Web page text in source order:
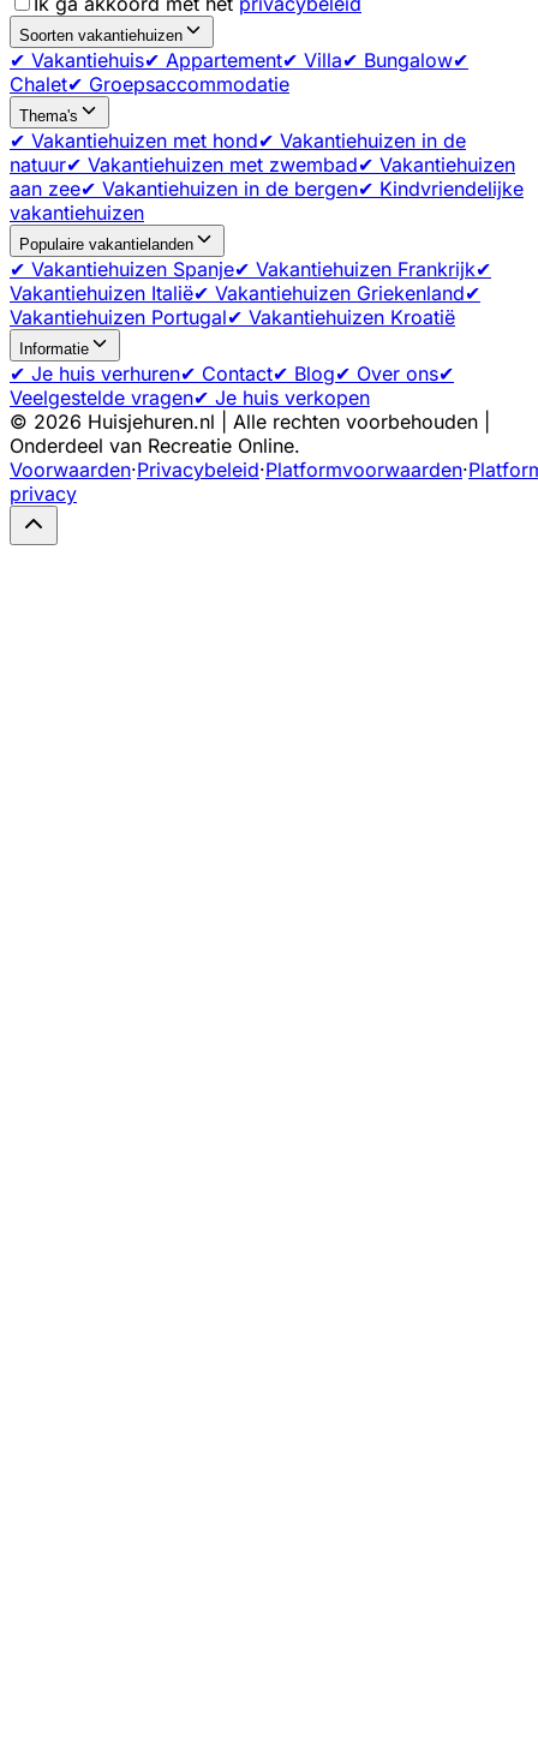
Soorten vakantiehuizen
✔ Vakantiehuis✔ Appartement✔ Villa✔ Bungalow✔
Chalet✔ Groepsaccommodatie
Thema's
✔ Vakantiehuizen met hond✔ Vakantiehuizen in de
natuur✔ Vakantiehuizen met zwembad✔ Vakantiehuizen
aan zee✔ Vakantiehuizen in de bergen✔ Kindvriendelijke
vakantiehuizen
Populaire vakantielanden
✔ Vakantiehuizen Spanje✔ Vakantiehuizen Frankrijk✔
Vakantiehuizen Italië✔ Vakantiehuizen Griekenland✔
Vakantiehuizen Portugal✔ Vakantiehuizen Kroatië
Informatie
✔ Je huis verhuren✔ Contact✔ Blog✔ Over ons✔
Veelgestelde vragen✔ Je huis verkopen
© 2026 Huisjehuren.nl | Alle rechten voorbehouden |
Onderdeel van Recreatie Online.
Voorwaarden·Privacybeleid·Platformvoorwaarden·
privacy